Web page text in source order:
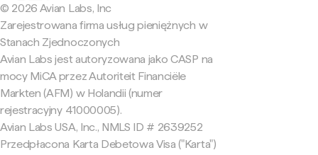
© 2026 Avian Labs, Inc
Zarejestrowana firma usług pieniężnych w
Stanach Zjednoczonych
Avian Labs jest autoryzowana jako CASP na
mocy MiCA przez Autoriteit Financiële
Markten (AFM) w Holandii (numer
rejestracyjny 41000005).
Avian Labs USA, Inc., NMLS ID # 2639252
Przedpłacona Karta Debetowa Visa ("Karta")